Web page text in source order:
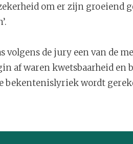
om er zijn groeiend
volgens de jury een van de
af waren kwetsbaarheid en
bekentenislyriek wordt